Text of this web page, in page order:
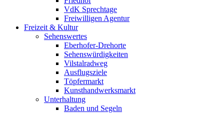
VdK Sprechtage
Freiwilligen Agentur
Freizeit & Kultur
Sehenswertes
Eberhofer-Drehorte
Sehenswürdigkeiten
Vilstalradweg
Ausflugsziele
Töpfermarkt
Kunsthandwerksmarkt
Unterhaltung
Baden und Segeln